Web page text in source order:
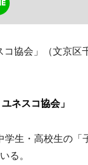
協会」（文京区
ネスコ協会」
生・高校生の「
る。